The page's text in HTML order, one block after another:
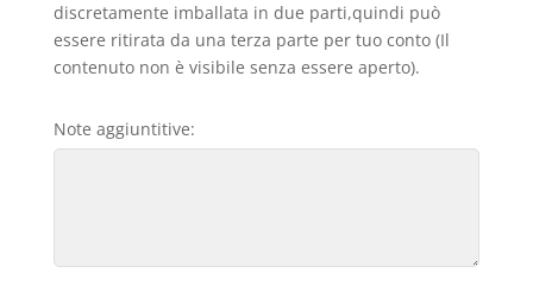
discretamente imballata in due parti,quindi può
essere ritirata da una terza parte per tuo conto (Il
contenuto non è visibile senza essere aperto).
Note aggiuntitive: